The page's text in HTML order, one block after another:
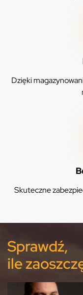
Dzięki
Skuteczne
Sprawdź,
ile